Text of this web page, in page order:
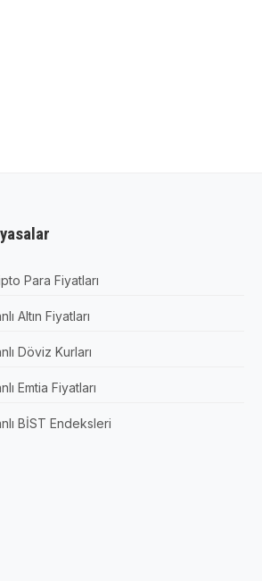
Para Fiyatları
Altın Fiyatları
Döviz Kurları
Emtia Fiyatları
BİST Endeksleri